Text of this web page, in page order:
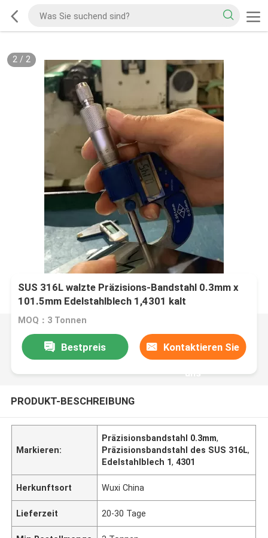
2/ 2
SUS 316L walzte Präzisions-Bandstahl 0.3mm x
101.5mm Edelstahlblech 1,4301 kalt
MOQ：3 Tonnen
Bestpreis Kontaktieren Sie
uns
PRODUKT-BESCHREIBUNG
Markieren:
Präzisionsbandstahl 0.3mm,
Präzisionsbandstahl des SUS 316L,
Edelstahlblech 1,4301
Herkunftsort Wuxi China
Lieferzeit 20-30 Tage